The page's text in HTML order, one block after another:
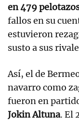
en 479
fallos en su
estuvieron
susto a sus
Así, el de
navarro como
fueron en
Jokin Altuna. El